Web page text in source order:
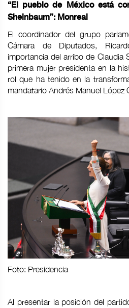
“El pueblo de México está
Sheinbaum”: Monreal
El coordinador del grupo
Cámara de Diputados,
importancia del arribo de Claudia
primera mujer presidenta en la
rol que ha tenido en la
mandatario Andrés Manuel López
Foto: Presidencia
Al presentar la posición del